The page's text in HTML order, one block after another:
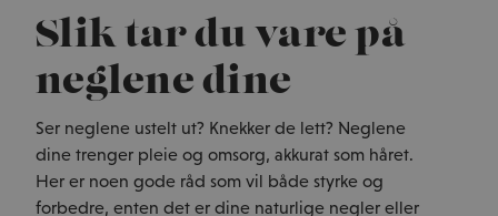
Slik tar du vare på
neglene dine
Ser neglene ustelt ut? Knekker de lett? Neglene
dine trenger pleie og omsorg, akkurat som håret.
Her er noen gode råd som vil både styrke og
forbedre, enten det er dine naturlige negler eller